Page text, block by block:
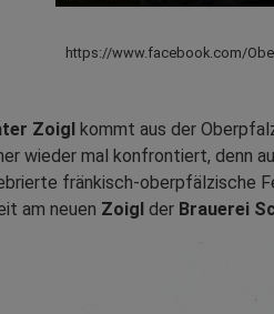
https://www.facebook.com/
Zoigl kommt aus der
wieder mal konfrontiert, denn
fränkisch-oberpfälzische
am neuen Zoigl der Brauerei